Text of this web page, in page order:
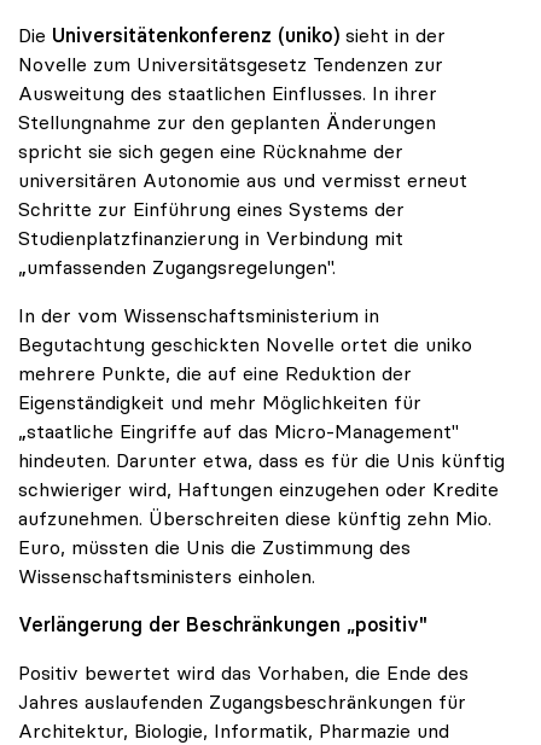
Die Universitätenkonferenz (uniko) sieht in der
Novelle zum Universitätsgesetz Tendenzen zur
Ausweitung des staatlichen Einflusses. In ihrer
Stellungnahme zur den geplanten Änderungen
spricht sie sich gegen eine Rücknahme der
universitären Autonomie aus und vermisst erneut
Schritte zur Einführung eines Systems der
Studienplatzfinanzierung in Verbindung mit
„umfassenden Zugangsregelungen".
In der vom Wissenschaftsministerium in
Begutachtung geschickten Novelle ortet die uniko
mehrere Punkte, die auf eine Reduktion der
Eigenständigkeit und mehr Möglichkeiten für
„staatliche Eingriffe auf das Micro-Management"
hindeuten. Darunter etwa, dass es für die Unis künftig
schwieriger wird, Haftungen einzugehen oder Kredite
aufzunehmen. Überschreiten diese künftig zehn Mio.
Euro, müssten die Unis die Zustimmung des
Wissenschaftsministers einholen.
Verlängerung der Beschränkungen „positiv"
Positiv bewertet wird das Vorhaben, die Ende des
Jahres auslaufenden Zugangsbeschränkungen für
Architektur, Biologie, Informatik, Pharmazie und